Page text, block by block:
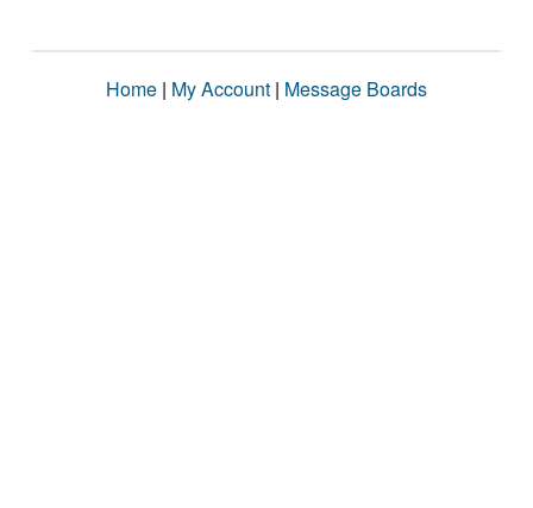
Home | My Account | Message Boards